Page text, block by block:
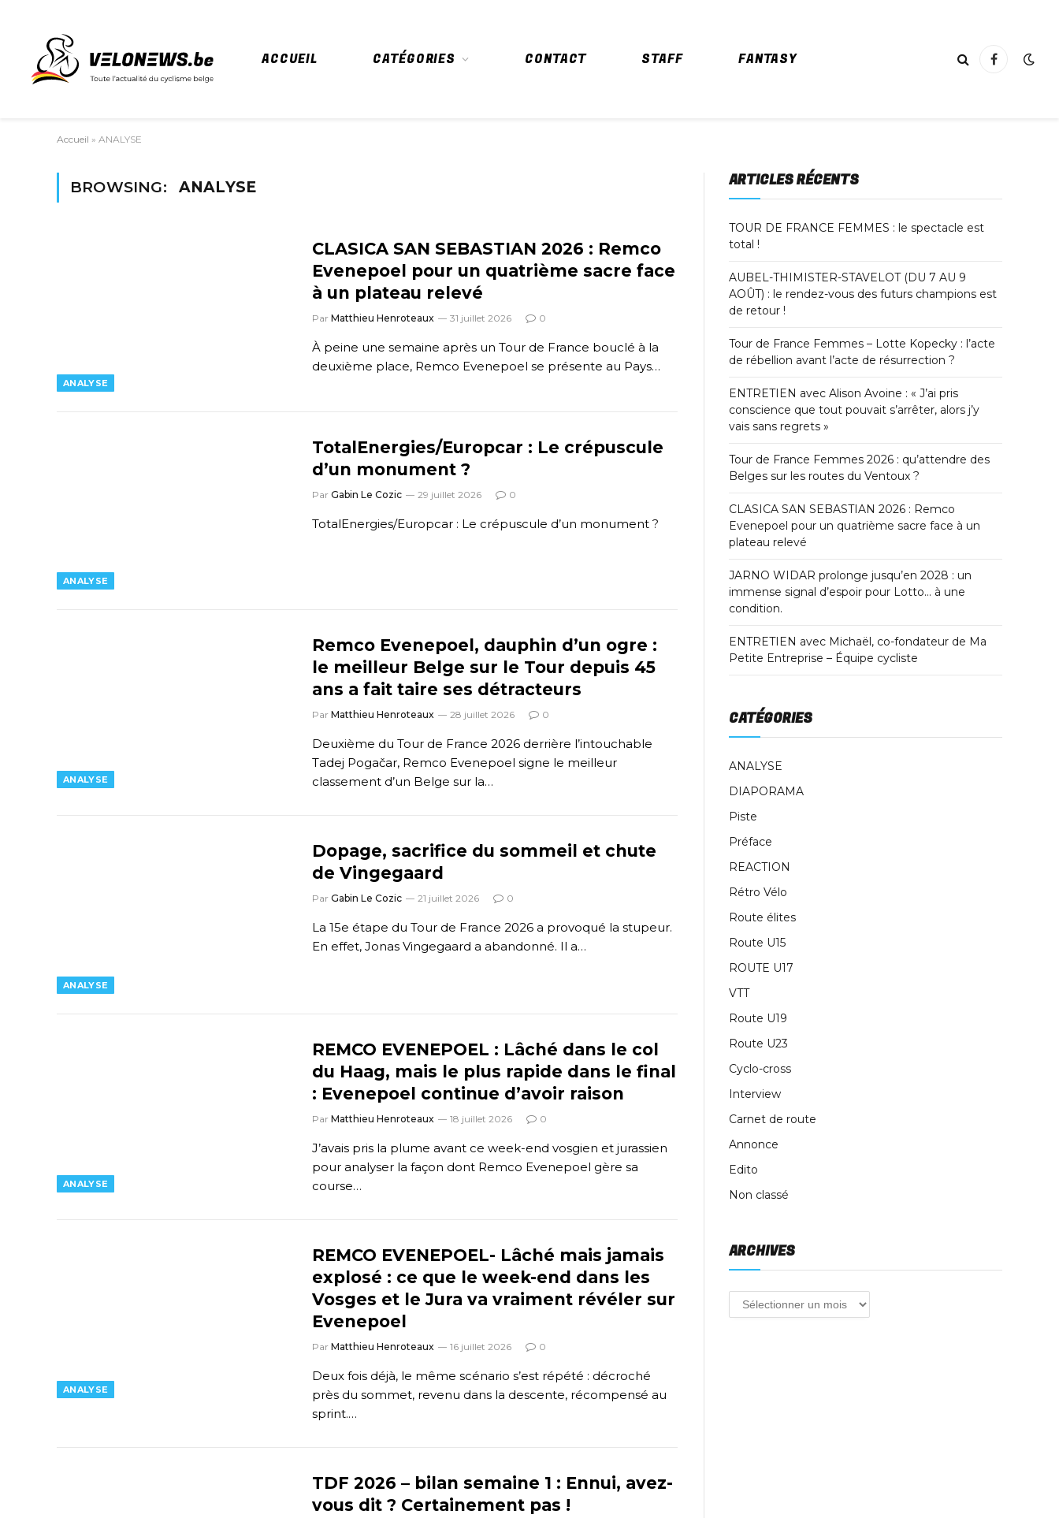
ACCUEIL CATÉGORIES CONTACT STAFF FANTASY Facebook
Accueil » ANALYSE
BROWSING: ANALYSE
ANALYSE
CLASICA SAN SEBASTIAN 2026 : Remco
Evenepoel pour un quatrième sacre face
à un plateau relevé
Par Matthieu Henroteaux 31 juillet 2026 0
À peine une semaine après un Tour de France bouclé à la
deuxième place, Remco Evenepoel se présente au Pays…
ANALYSE
TotalEnergies/Europcar : Le crépuscule
d’un monument ?
Par Gabin Le Cozic 29 juillet 2026 0
TotalEnergies/Europcar : Le crépuscule d’un monument ?
ANALYSE
Remco Evenepoel, dauphin d’un ogre :
le meilleur Belge sur le Tour depuis 45
ans a fait taire ses détracteurs
Par Matthieu Henroteaux 28 juillet 2026 0
Deuxième du Tour de France 2026 derrière l’intouchable
Tadej Pogačar, Remco Evenepoel signe le meilleur
classement d’un Belge sur la…
ANALYSE
Dopage, sacrifice du sommeil et chute
de Vingegaard
Par Gabin Le Cozic 21 juillet 2026 0
La 15e étape du Tour de France 2026 a provoqué la stupeur.
En effet, Jonas Vingegaard a abandonné. Il a…
ANALYSE
REMCO EVENEPOEL : Lâché dans le col
du Haag, mais le plus rapide dans le final
: Evenepoel continue d’avoir raison
Par Matthieu Henroteaux 18 juillet 2026 0
J’avais pris la plume avant ce week-end vosgien et jurassien
pour analyser la façon dont Remco Evenepoel gère sa
course…
ANALYSE
REMCO EVENEPOEL- Lâché mais jamais
explosé : ce que le week-end dans les
Vosges et le Jura va vraiment révéler sur
Evenepoel
Par Matthieu Henroteaux 16 juillet 2026 0
Deux fois déjà, le même scénario s’est répété : décroché
près du sommet, revenu dans la descente, récompensé au
sprint.…
TDF 2026 – bilan semaine 1 : Ennui, avez-
vous dit ? Certainement pas !
ARTICLES RÉCENTS
TOUR DE FRANCE FEMMES : le spectacle est
total !
AUBEL-THIMISTER-STAVELOT (DU 7 AU 9
AOÛT) : le rendez-vous des futurs champions est
de retour !
Tour de France Femmes – Lotte Kopecky : l’acte
de rébellion avant l’acte de résurrection ?
ENTRETIEN avec Alison Avoine : « J’ai pris
conscience que tout pouvait s’arrêter, alors j’y
vais sans regrets »
Tour de France Femmes 2026 : qu’attendre des
Belges sur les routes du Ventoux ?
CLASICA SAN SEBASTIAN 2026 : Remco
Evenepoel pour un quatrième sacre face à un
plateau relevé
JARNO WIDAR prolonge jusqu’en 2028 : un
immense signal d’espoir pour Lotto… à une
condition.
ENTRETIEN avec Michaël, co-fondateur de Ma
Petite Entreprise – Équipe cycliste
CATÉGORIES
ANALYSE
DIAPORAMA
Piste
Préface
REACTION
Rétro Vélo
Route élites
Route U15
ROUTE U17
VTT
Route U19
Route U23
Cyclo-cross
Interview
Carnet de route
Annonce
Edito
Non classé
ARCHIVES